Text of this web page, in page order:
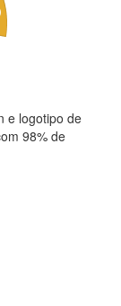
e logotipo de
98% de